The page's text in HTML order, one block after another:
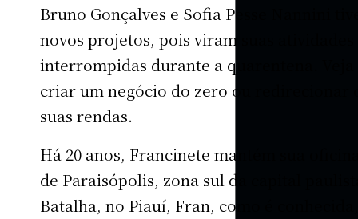
Bruno Gonçalves e Sofia Pesse Nannini
novos projetos, pois viram suas atividades
interrompidas durante a quarentena. Veja
criar um negócio do zero ou redirecionar
suas rendas.
Há 20 anos, Francinete mantém sua
de Paraisópolis, zona sul da capital
Batalha, no Piauí, Fran, como é